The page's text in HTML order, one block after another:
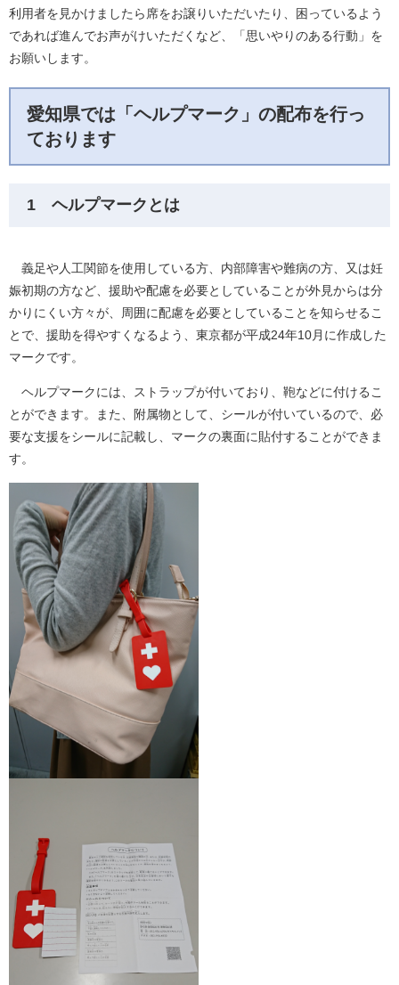
利用者を見かけましたら席をお譲りいただいたり、困っているよう
であれば進んでお声がけいただくなど、「思いやりのある行動」を
お願いします。
愛知県では「ヘルプマーク」の配布を行っ
ております
1 ヘルプマークとは
義足や人工関節を使用している方、内部障害や難病の方、又は妊
娠初期の方など、援助や配慮を必要としていることが外見からは分
かりにくい方々が、周囲に配慮を必要としていることを知らせるこ
とで、援助を得やすくなるよう、東京都が平成24年10月に作成した
マークです。
ヘルプマークには、ストラップが付いており、鞄などに付けるこ
とができます。また、附属物として、シールが付いているので、必
要な支援をシールに記載し、マークの裏面に貼付することができま
す。